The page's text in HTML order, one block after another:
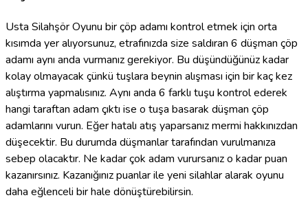
Usta Silahşör Oyunu bir çöp adamı kontrol etmek için orta
kısımda yer alıyorsunuz, etrafınızda size saldıran 6 düşman çöp
adamı aynı anda vurmanız gerekiyor. Bu düşündüğünüz kadar
kolay olmayacak çünkü tuşlara beynin alışması için bir kaç kez
alıştırma yapmalısınız. Aynı anda 6 farklı tuşu kontrol ederek
hangi taraftan adam çıktı ise o tuşa basarak düşman çöp
adamlarını vurun. Eğer hatalı atış yaparsanız mermi hakkınızdan
düşecektir. Bu durumda düşmanlar tarafından vurulmanıza
sebep olacaktır. Ne kadar çok adam vurursanız o kadar puan
kazanırsınız. Kazanığınız puanlar ile yeni silahlar alarak oyunu
daha eğlenceli bir hale dönüştürebilirsin.